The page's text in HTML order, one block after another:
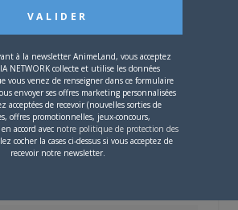
LIBRE POUR LES ADHERENTS
pour les non adhérents.
à la newsletter AnimeLand, vous acceptez
NETWORK collecte et utilise les données
vous venez de renseigner dans ce formulaire
envoyer ses offres marketing personnalisées
acceptées de recevoir (nouvelles sorties de
offres promotionnelles, jeux-concours,
accord avec notre politique de protection des
cocher la cases ci-dessus si vous acceptez de
recevoir notre newsletter.